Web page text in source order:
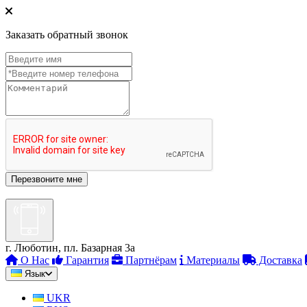
Заказать обратный звонок
г. Люботин, пл. Базарная 3а
О Нас
Гарантия Партнёрам Материалы Доставка
Язык
UKR